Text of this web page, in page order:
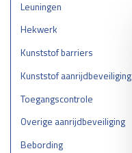
Leuningen
Hekwerk
Kunststof barriers
Kunststof aanrijdbeveiliging
Toegangscontrole
Overige aanrijdbeveiliging
Bebording